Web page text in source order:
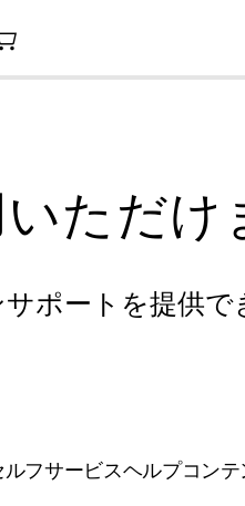
ただけ
ポートを提供で
フサービスヘルプコン